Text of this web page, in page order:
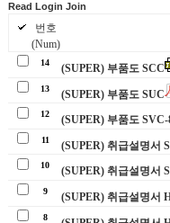
Read Login Join
번호
(Num)
14 (SUPER) 부품도 SCC
13 (SUPER) 부품도 SUC
12 (SUPER) 부품도
11 (SUPER) 취급설명서
10 (SUPER) 취급설명서
9 (SUPER) 취급설명서
8